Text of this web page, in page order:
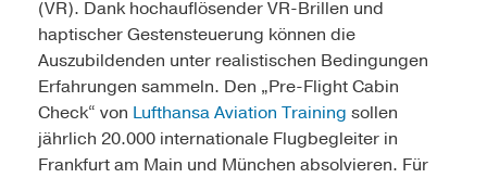
(VR). Dank hochauflösender VR-Brillen und
haptischer Gestensteuerung können die
Auszubildenden unter realistischen Bedingungen
Erfahrungen sammeln. Den „Pre-Flight Cabin
Check“ von Lufthansa Aviation Training sollen
jährlich 20.000 internationale Flugbegleiter in
Frankfurt am Main und München absolvieren. Für